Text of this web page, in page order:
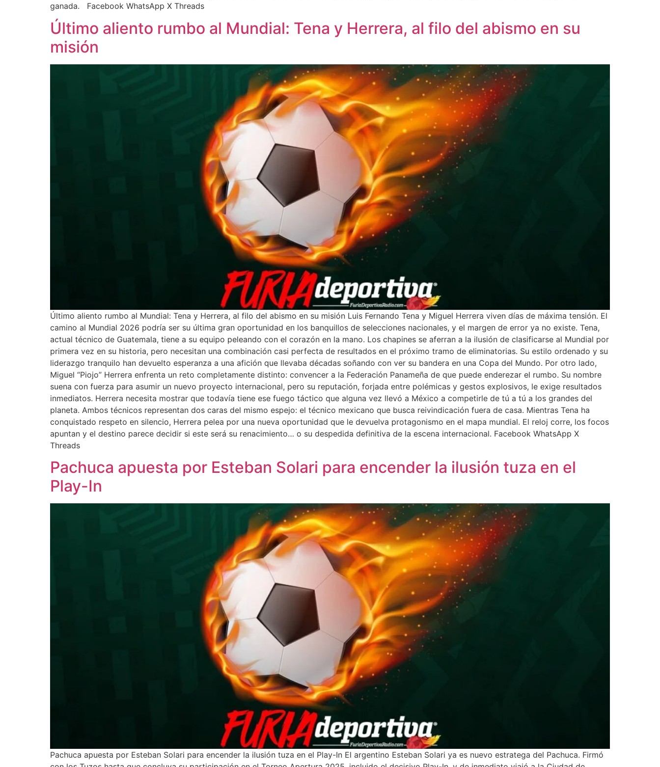
ganada. Facebook WhatsApp X Threads
Último aliento rumbo al Mundial: Tena y Herrera, al filo del abismo en su
misión
Último aliento rumbo al Mundial: Tena y Herrera, al filo del abismo en su misión Luis Fernando Tena y Miguel Herrera viven días de máxima tensión. El
camino al Mundial 2026 podría ser su última gran oportunidad en los banquillos de selecciones nacionales, y el margen de error ya no existe. Tena,
actual técnico de Guatemala, tiene a su equipo peleando con el corazón en la mano. Los chapines se aferran a la ilusión de clasificarse al Mundial por
primera vez en su historia, pero necesitan una combinación casi perfecta de resultados en el próximo tramo de eliminatorias. Su estilo ordenado y su
liderazgo tranquilo han devuelto esperanza a una afición que llevaba décadas soñando con ver su bandera en una Copa del Mundo. Por otro lado,
Miguel “Piojo” Herrera enfrenta un reto completamente distinto: convencer a la Federación Panameña de que puede enderezar el rumbo. Su nombre
suena con fuerza para asumir un nuevo proyecto internacional, pero su reputación, forjada entre polémicas y gestos explosivos, le exige resultados
inmediatos. Herrera necesita mostrar que todavía tiene ese fuego táctico que alguna vez llevó a México a competirle de tú a tú a los grandes del
planeta. Ambos técnicos representan dos caras del mismo espejo: el técnico mexicano que busca reivindicación fuera de casa. Mientras Tena ha
conquistado respeto en silencio, Herrera pelea por una nueva oportunidad que le devuelva protagonismo en el mapa mundial. El reloj corre, los focos
apuntan y el destino parece decidir si este será su renacimiento… o su despedida definitiva de la escena internacional. Facebook WhatsApp X
Threads
Pachuca apuesta por Esteban Solari para encender la ilusión tuza en el
Play-In
Pachuca apuesta por Esteban Solari para encender la ilusión tuza en el Play-In El argentino Esteban Solari ya es nuevo estratega del Pachuca. Firmó